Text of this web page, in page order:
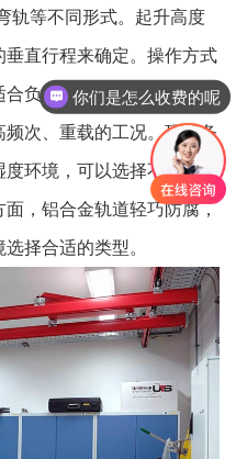
轨等不同形式。起升高度
直行程来确定。操作方式
负载较轻、使用频率不高
次、重载的工况。环境条
环境，可以选择不锈钢或
，铝合金轨道轻巧防腐，
择合适的类型。
你们是怎么收费的呢